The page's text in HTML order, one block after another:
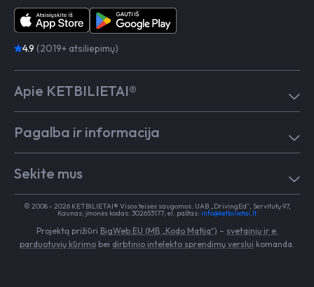
4.9 (2019+ atsiliepimų)
Apie KETBILIETAI®
Kaip mokytis
Testai
Test in English
Kontaktai
Vairavimo mokykloms
Apie KETBILIETAI®
Pagalba ir informacija
Dažniausiai užduodami klausimai
Egzaminai Regitroje
Medicininė pažyma
Naujienos
Sekite mus
TikTok
Facebook
Instagram
© 2008 - 2026 KETBILIETAI® Visos teisės saugomos. UAB „DrivingEd“, Servitutų 97,
Kaunas; įmonės kodas: 302653177; el. paštas: info@ketbilietai.lt
Projektą prižiūri BigWeb.EU (MB „Kodo Mafija“) – svetainių ir e.
parduotuvių kūrimo bei dirbtinio intelekto sprendimų verslui komanda.